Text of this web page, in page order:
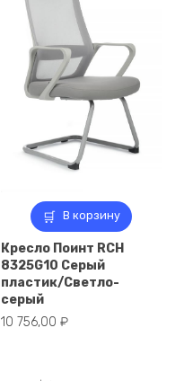
В корзину
Кресло Поинт RCH
8325G10 Серый
пластик/Светло-
серый
10 756,00 ₽